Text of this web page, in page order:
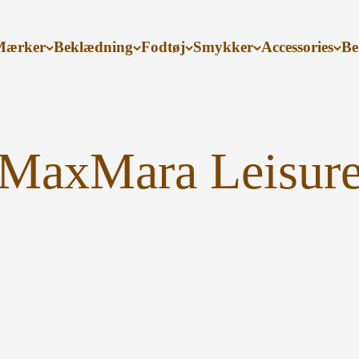
Beklædning Fodtøj Smykker Accessories